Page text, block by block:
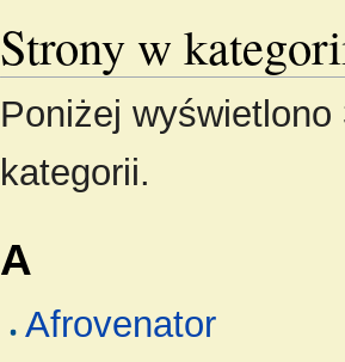
Strony w
Poniżej
kategorii.
A
Afrovenator